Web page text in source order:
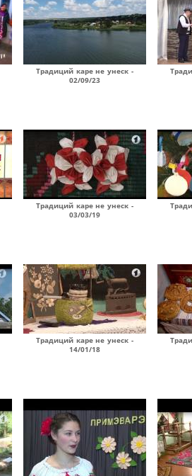
Традиций каре не унеск -
02/09/23
Традиций каре не унеск -
03/03/19
Традиций каре не унеск -
14/01/18